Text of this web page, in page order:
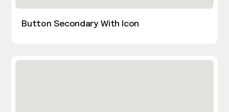
Button Secondary With Icon